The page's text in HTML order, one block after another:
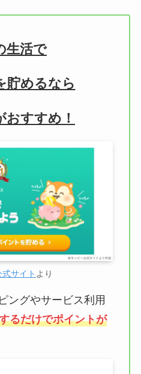
生活で
貯めるなら
おすすめ！
サイト より
ングやサービス利用
るだけでポイントが